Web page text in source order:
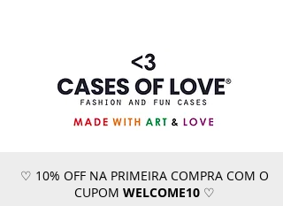
♡ 10% OFF NA PRIMEIRA COMPRA COM O
CUPOM WELCOME10♡